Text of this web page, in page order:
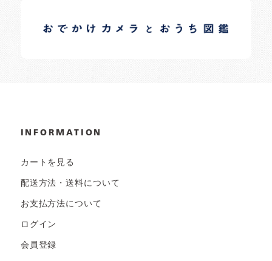
日常の様子など随時更新中です。
INFORMATION
カートを見る
配送方法・送料について
お支払方法について
ログイン
会員登録